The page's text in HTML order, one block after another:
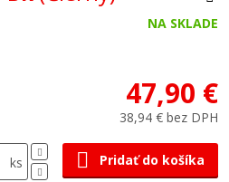
NA SKLADE
47,90 €
38,94 € bez DPH
ks Pridať do košíka